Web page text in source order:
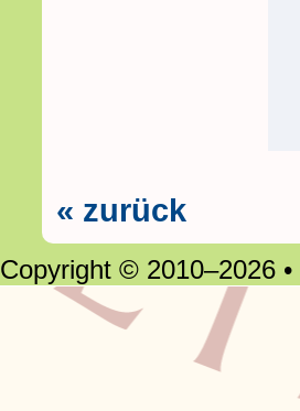
« zurück
Copyright © 2010–2026 •